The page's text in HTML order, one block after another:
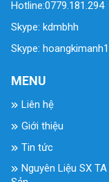
Hotline:0779.181.294
Skype: kdmbhh
Skype:
MENU
Liên hệ
Giới thiệu
Tin tức
Nguyên Liệu SX